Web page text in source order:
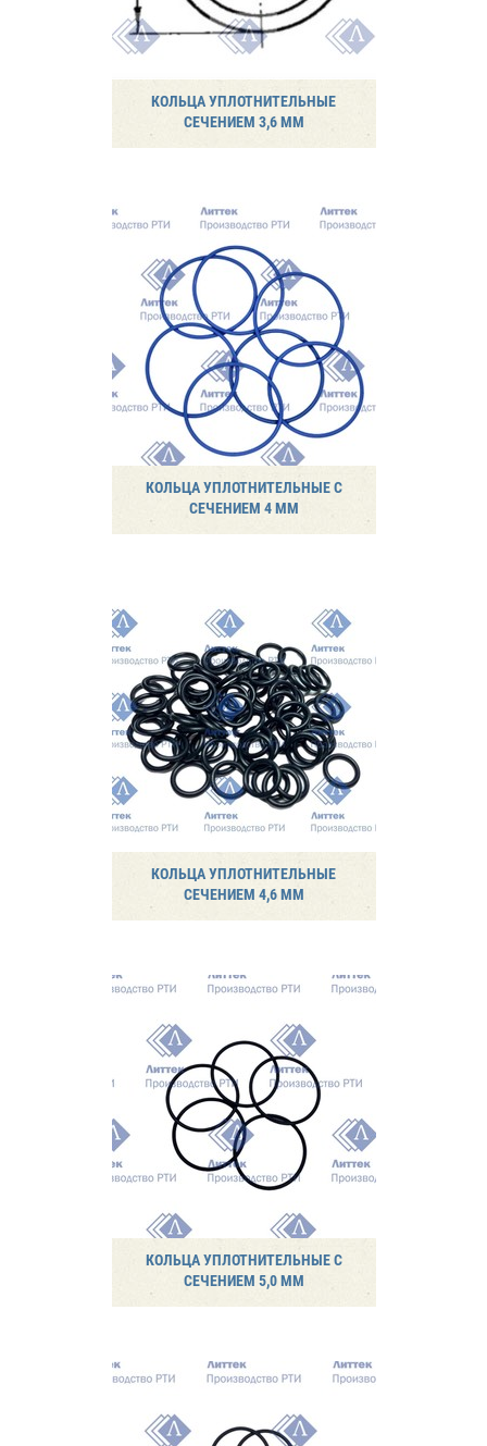
КОЛЬЦА УПЛОТНИТЕЛЬНЫЕ
СЕЧЕНИЕМ 3,6 ММ
КОЛЬЦА УПЛОТНИТЕЛЬНЫЕ С
СЕЧЕНИЕМ 4 ММ
КОЛЬЦА УПЛОТНИТЕЛЬНЫЕ
СЕЧЕНИЕМ 4,6 ММ
КОЛЬЦА УПЛОТНИТЕЛЬНЫЕ С
СЕЧЕНИЕМ 5,0 ММ